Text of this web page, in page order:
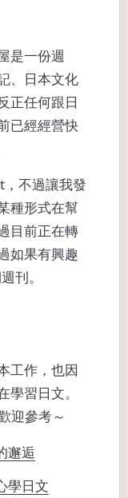
是一份週
、日本文化
正任何跟日
已經經營快
不過讓我發
種形式在幫
目前正在轉
如果有興趣
刊。
工作，也因
習日文。
迎參考～
邂逅
學日文